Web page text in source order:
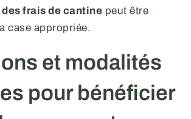
frais de cantine peut être
case appropriée.
et modalités
pour bénéficier